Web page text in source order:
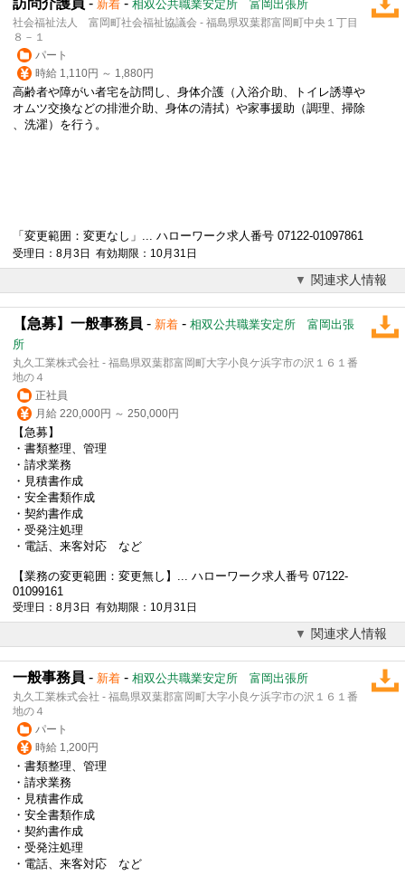
新着 相双公共職業安定所 富岡出張所
社会福祉法人 富岡町社会福祉協議会 - 福島県双葉郡富岡町中央１丁目
８－１
パート
時給 1,110円 ～ 1,880円
高齢者や障がい者宅を訪問し、身体介護（入浴介助、トイレ誘導や
オムツ交換などの排泄介助、身体の清拭）や家事援助（調理、掃除
、洗濯）を行う。
「変更範囲：変更なし」... ハローワーク求人番号 07122-01097861
受理日：8月3日 有効期限：10月31日
関連求人情報
【急募】一般事務員 - 新着 - 相双公共職業安定所 富岡出張
所
丸久工業株式会社 - 福島県双葉郡富岡町大字小良ケ浜字市の沢１６１番
地の４
正社員
月給 220,000円 ～ 250,000円
【急募】
・書類整理、管理
・請求業務
・見積書作成
・安全書類作成
・契約書作成
・受発注処理
・電話、来客対応 など
【業務の変更範囲：変更無し】... ハローワーク求人番号 07122-
01099161
受理日：8月3日 有効期限：10月31日
関連求人情報
一般事務員 - 新着 - 相双公共職業安定所 富岡出張所
丸久工業株式会社 - 福島県双葉郡富岡町大字小良ケ浜字市の沢１６１番
地の４
パート
時給 1,200円
・書類整理、管理
・請求業務
・見積書作成
・安全書類作成
・契約書作成
・受発注処理
・電話、来客対応 など